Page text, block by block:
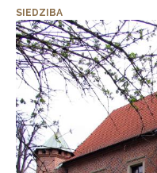
SIEDZIBA